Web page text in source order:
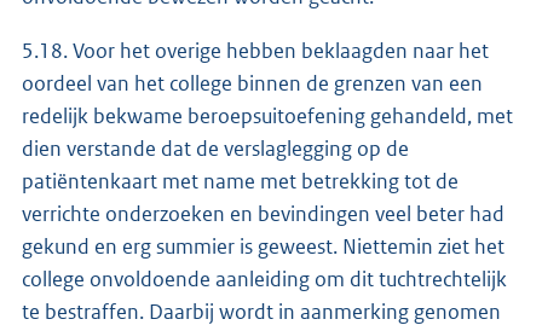
5.18. Voor het overige hebben beklaagden naar het
oordeel van het college binnen de grenzen van een
redelijk bekwame beroepsuitoefening gehandeld, met
dien verstande dat de verslaglegging op de
patiëntenkaart met name met betrekking tot de
verrichte onderzoeken en bevindingen veel beter had
gekund en erg summier is geweest. Niettemin ziet het
college onvoldoende aanleiding om dit tuchtrechtelijk
te bestraffen. Daarbij wordt in aanmerking genomen